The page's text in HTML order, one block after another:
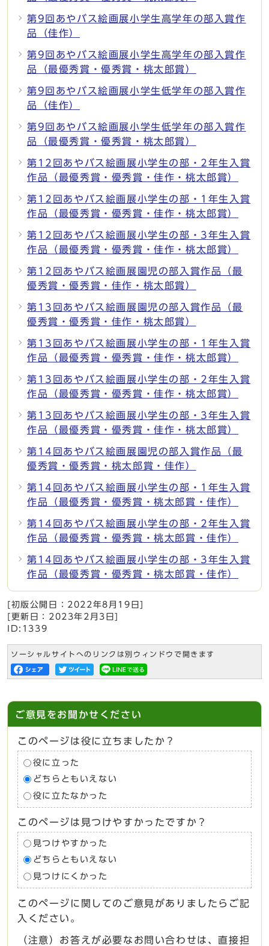
第9回あやバス絵画展小学生高学年の部入賞作
品（佳作）
第9回あやバス絵画展小学生高学年の部入賞作
品（最優秀賞・優秀賞・桃太郎賞）
第9回あやバス絵画展小学生低学年の部入賞作
品（佳作）
第9回あやバス絵画展小学生低学年の部入賞作
品（最優秀賞・優秀賞・桃太郎賞）
第12回あやバス絵画展小学生の部・2年生入賞
作品（最優秀賞・優秀賞・佳作・桃太郎賞）
第12回あやバス絵画展小学生の部・1年生入賞
作品（最優秀賞・優秀賞・佳作・桃太郎賞）
第12回あやバス絵画展小学生の部・3年生入賞
作品（最優秀賞・優秀賞・佳作・桃太郎賞）
第12回あやバス絵画展園児の部入賞作品（最
優秀賞・優秀賞・佳作・桃太郎賞）
第13回あやバス絵画展園児の部入賞作品（最
優秀賞・優秀賞・佳作・桃太郎賞）
第13回あやバス絵画展小学生の部・1年生入賞
作品（最優秀賞・優秀賞・佳作・桃太郎賞）
第13回あやバス絵画展小学生の部・2年生入賞
作品（最優秀賞・優秀賞・佳作・桃太郎賞）
第13回あやバス絵画展小学生の部・3年生入賞
作品（最優秀賞・優秀賞・佳作・桃太郎賞）
第14回あやバス絵画展園児の部入賞作品（最
優秀賞・優秀賞・桃太郎賞・佳作）
第14回あやバス絵画展小学生の部・1年生入賞
作品（最優秀賞・優秀賞・桃太郎賞・佳作）
第14回あやバス絵画展小学生の部・2年生入賞
作品（最優秀賞・優秀賞・桃太郎賞・佳作）
第14回あやバス絵画展小学生の部・3年生入賞
作品（最優秀賞・優秀賞・桃太郎賞・佳作）
[初版公開日： 2022年8月19日
[更新日： 2023年2月3日
ID:1339
ソーシャルサイトへのリンクは別ウィンドウで開きます
ご意見をお聞かせください
このページは役に立ちましたか？
役に立った
どちらともいえない
役に立たなかった
このページは見つけやすかったですか？
見つけやすかった
どちらともいえない
見つけにくかった
このページに関してのご意見がありましたらご記
入ください。
（注意）お答えが必要なお問い合わせは、直接担